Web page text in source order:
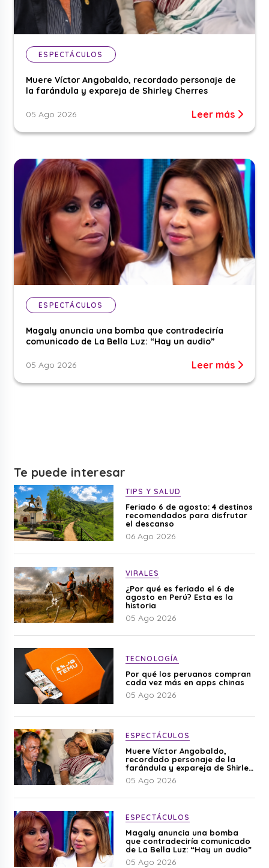
ESPECTÁCULOS
Muere Víctor Angobaldo, recordado personaje de
la farándula y expareja de Shirley Cherres
05 Ago 2026 Leer más
ESPECTÁCULOS
Magaly anuncia una bomba que contradeciría
comunicado de La Bella Luz: “Hay un audio”
05 Ago 2026 Leer más
Te puede interesar
TIPS Y SALUD
Feriado 6 de agosto: 4 destinos
recomendados para disfrutar
el descanso
06 Ago 2026
VIRALES
¿Por qué es feriado el 6 de
agosto en Perú? Esta es la
historia
05 Ago 2026
TECNOLOGÍA
Por qué los peruanos compran
cada vez más en apps chinas
05 Ago 2026
ESPECTÁCULOS
Muere Víctor Angobaldo,
recordado personaje de la
farándula y expareja de Shirley
Cherres
05 Ago 2026
ESPECTÁCULOS
Magaly anuncia una bomba
que contradeciría comunicado
de La Bella Luz: “Hay un audio”
05 Ago 2026